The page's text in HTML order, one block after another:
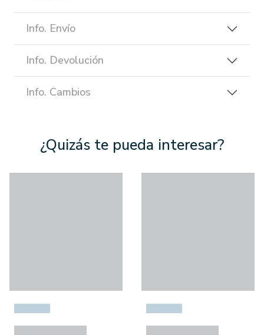
Info. Envío
Info. Devolución
Info. Cambios
¿Quizás te pueda interesar?